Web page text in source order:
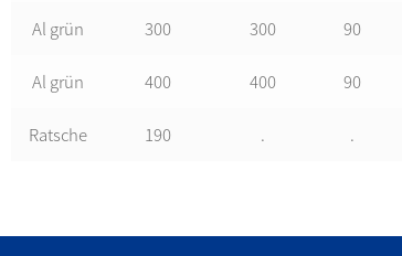
Al grün 300 300 90
Al grün 400 400 90
Ratsche 190 . .